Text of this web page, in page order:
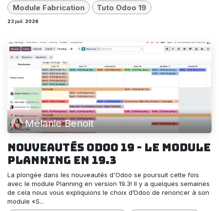
Module Fabrication
Tuto Odoo 19
23 juil. 2026
Mélanie Benoit
Nouveautés Odoo 19 - le module
planning en 19.3
La plongée dans les nouveautés d'Odoo se poursuit cette fois
avec le module Planning en version 19.3! Il y a quelques semaines
de cela nous vous expliquions le choix d’Odoo de renoncer à son
module «S...